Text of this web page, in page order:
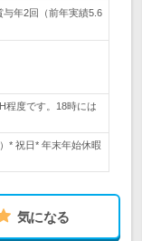
与年2回（前年実績5.6
程度です。18時には
* 祝日* 年末年始休暇
気になる